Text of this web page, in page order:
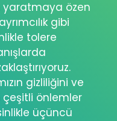
yaratmaya özen
gibi
tolere
gizliliğini ve
önlemler
üçüncü